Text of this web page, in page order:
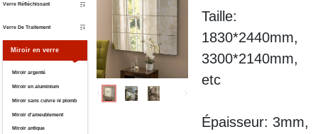
Verre Réfléchissant
Verre De Traitement
Miroir en verre
Miroir argenté
Miroir en aluminium
Miroir sans cuivre ni plomb
Miroir d'ameublement
Miroir antique
Taille:
1830*2440mm,
3300*2140mm,
etc
Épaisseur: 3mm,